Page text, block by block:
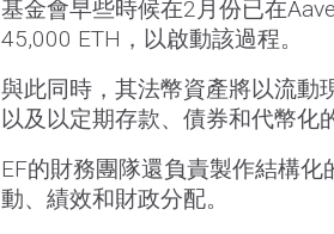
基金會早些時候在2月份已在
45,000 ETH，以啟動該過程。
與此同時，其法幣資產將以流動
以及以定期存款、債券和代幣化
EF的財務團隊還負責製作結構
動、績效和財政分配。